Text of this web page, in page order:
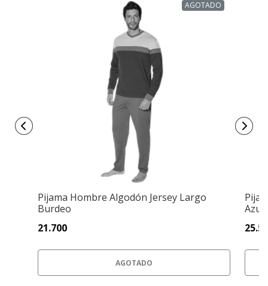
AGOTADO
Pijama Hombre Algodón Jersey Largo
Burdeo
21.700
AGOTADO
Azul